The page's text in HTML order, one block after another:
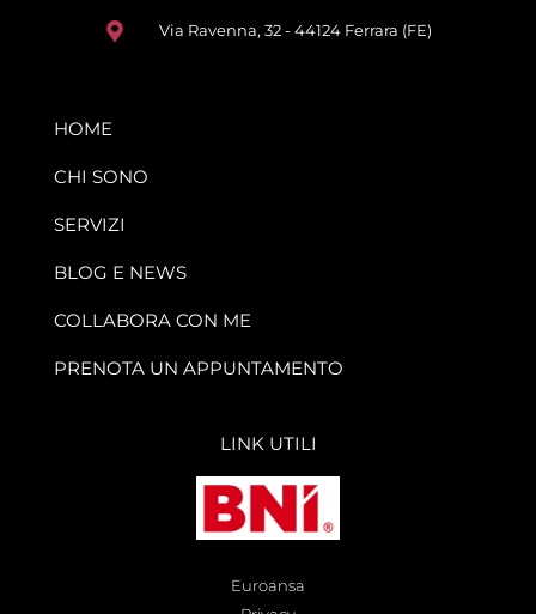
Via Ravenna, 32 - 44124 Ferrara (FE)
HOME
CHI SONO
SERVIZI
BLOG E NEWS
COLLABORA CON ME
PRENOTA UN APPUNTAMENTO
LINK UTILI
Euroansa